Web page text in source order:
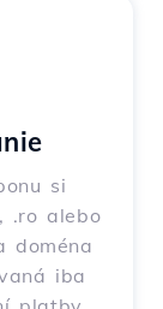
si
.ro alebo
doména
iba